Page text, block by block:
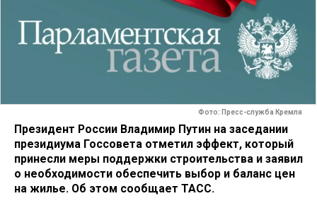
Фото: Пресс-служба Кремля
Президент России Владимир Путин на заседании
президиума Госсовета отметил эффект, который
принесли меры поддержки строительства и заявил
о необходимости обеспечить выбор и баланс цен
на жилье. Об этом сообщает ТАСС.